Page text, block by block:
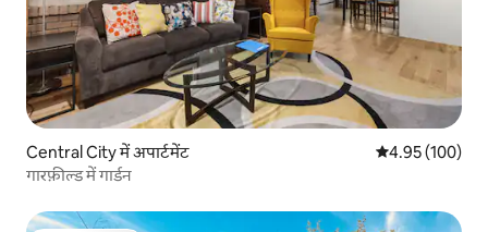
Central City में अपार्टमेंट औसत रेटिंग 5 में से
4.95 (100)
गारफ़ील्ड में गार्डन